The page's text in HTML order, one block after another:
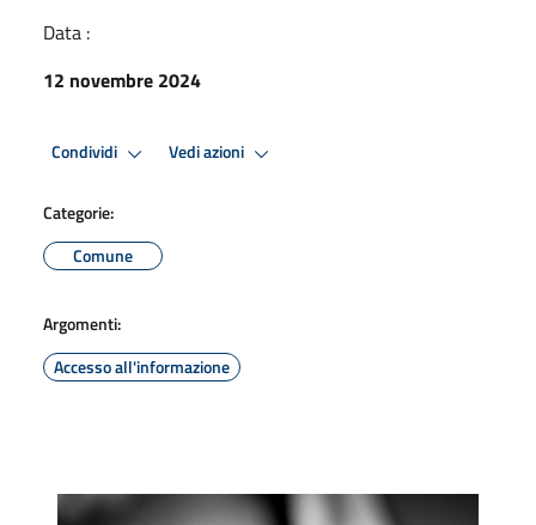
Data :
12 novembre 2024
Condividi Vedi azioni
Categorie:
Comune
Argomenti:
Accesso all'informazione